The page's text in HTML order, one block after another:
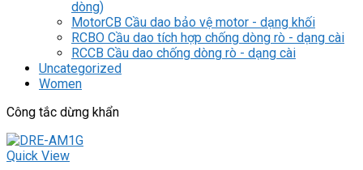
dòng)
MotorCB Cầu dao bảo vệ motor - dạng khối
RCBO Cầu dao tích hợp chống dòng rò - dạng cài
RCCB Cầu dao chống dòng rò - dạng cài
Uncategorized
Women
Công tắc dừng khẩn
Quick View